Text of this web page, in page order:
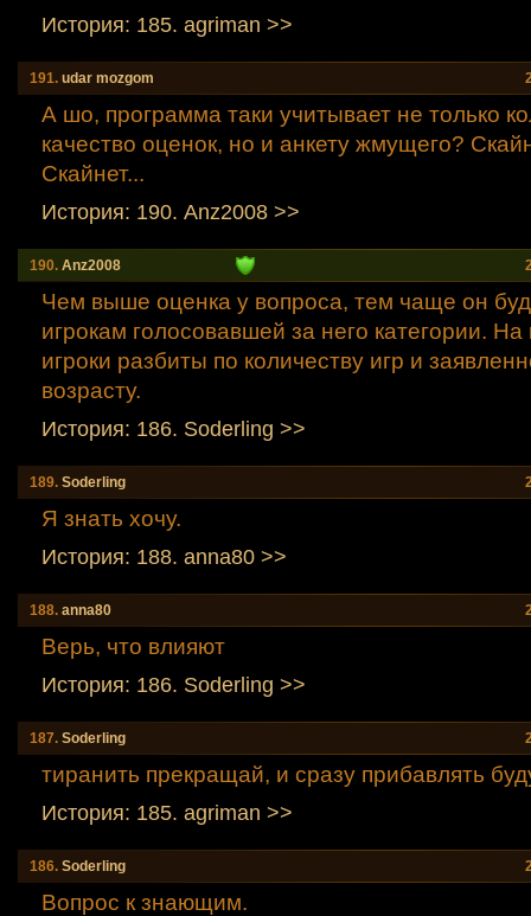
История: 185. agriman >>
191. udar mozgom
А шо, программа таки учитывает не только
качество оценок, но и анкету жмущего?
Скайнет...
История: 190. Anz2008 >>
190. Anz2008
Чем выше оценка у вопроса, тем чаще он
игрокам голосовавшей за него категории. На
игроки разбиты по количеству игр и
возрасту.
История: 186. Soderling >>
189. Soderling
Я знать хочу.
История: 188. anna80 >>
188. anna80
Верь, что влияют
История: 186. Soderling >>
187. Soderling
тиранить прекращай, и сразу прибавлять
История: 185. agriman >>
186. Soderling
Вопрос к знающим.